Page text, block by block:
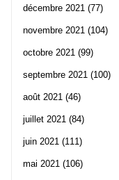
décembre 2021 (77)
novembre 2021 (104)
octobre 2021 (99)
septembre 2021 (100)
août 2021 (46)
juillet 2021 (84)
juin 2021 (111)
mai 2021 (106)